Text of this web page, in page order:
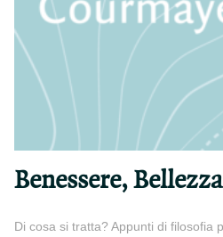
Benessere,
Di cosa si tratta? Appunti di filosofia